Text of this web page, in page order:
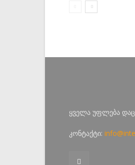
ყველა უფლება
კონტაქტი: